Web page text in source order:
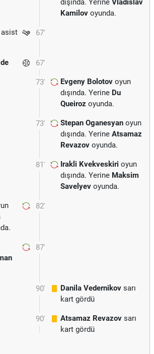
dışında. Yerine Vladislav
Kamilov oyunda.
67'
asist
67'
73' Evgeny Bolotov oyun
dışında. Yerine Du
Queiroz oyunda.
73' Stepan Oganesyan oyun
dışında. Yerine Atsamaz
Revazov oyunda.
81' Irakli Kvekveskiri oyun
dışında. Yerine Maksim
Savelyev oyunda.
82'
87'
90' Danila Vedernikov sarı
kart gördü
90' Atsamaz Revazov sarı
kart gördü